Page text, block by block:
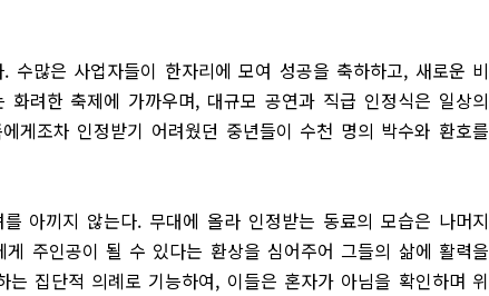
많은 사업자들이 한자리에 모여 성공을 축하하고, 새로운 비
려한 축제에 가까우며, 대규모 공연과 직급 인정식은 일상의
게조차 인정받기 어려웠던 중년들이 수천 명의 박수와 환호를
아끼지 않는다. 무대에 올라 인정받는 동료의 모습은 나머지
주인공이 될 수 있다는 환상을 심어주어 그들의 삶에 활력을
집단적 의례로 기능하여, 이들은 혼자가 아님을 확인하며 위